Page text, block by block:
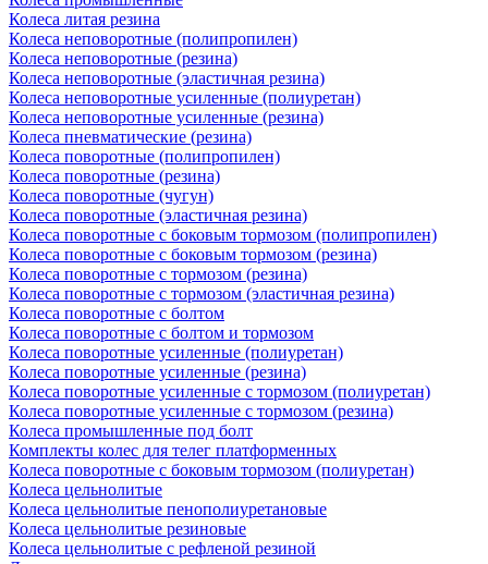
Колеса литая резина
Колеса неповоротные (полипропилен)
Колеса неповоротные (резина)
Колеса неповоротные (эластичная резина)
Колеса неповоротные усиленные (полиуретан)
Колеса неповоротные усиленные (резина)
Колеса пневматические (резина)
Колеса поворотные (полипропилен)
Колеса поворотные (резина)
Колеса поворотные (чугун)
Колеса поворотные (эластичная резина)
Колеса поворотные c боковым тормозом (полипропилен)
Колеса поворотные c боковым тормозом (резина)
Колеса поворотные c тормозом (резина)
Колеса поворотные c тормозом (эластичная резина)
Колеса поворотные с болтом
Колеса поворотные с болтом и тормозом
Колеса поворотные усиленные (полиуретан)
Колеса поворотные усиленные (резина)
Колеса поворотные усиленные с тормозом (полиуретан)
Колеса поворотные усиленные с тормозом (резина)
Колеса промышленные под болт
Комплекты колес для телег платформенных
Колеса поворотные c боковым тормозом (полиуретан)
Колеса цельнолитые
Колеса цельнолитые пенополиуретановые
Колеса цельнолитые резиновые
Колеса цельнолитые с рефленой резиной